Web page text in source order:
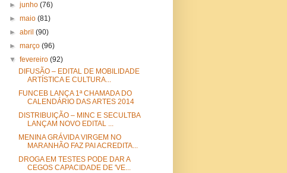
►junho(76)
►maio(81)
►abril(90)
►março(96)
▼fevereiro(92)
DIFUSÃO – EDITAL DE MOBILIDADE
ARTÍSTICA E CULTURA...
FUNCEB LANÇA 1ª CHAMADA DO
CALENDÁRIO DAS ARTES 2014
DISTRIBUIÇÃO – MINC E SECULTBA
LANÇAM NOVO EDITAL ...
MENINA GRÁVIDA VIRGEM NO
MARANHÃO FAZ PAI ACREDITA...
DROGA EM TESTES PODE DAR A
CEGOS CAPACIDADE DE 'VE...